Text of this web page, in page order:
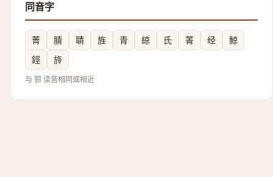
同音字
菁 腈 聙 旌 青 綡 氏 箐 经
鯨
鋞
旍
与 猄 读音相同或相近